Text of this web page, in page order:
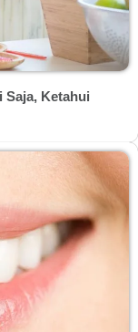
Saja, Ketahui